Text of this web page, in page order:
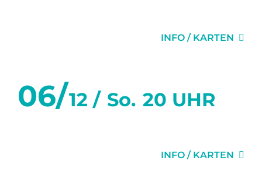
INFO / KARTEN
06/12 / So. 20 UHR
INFO / KARTEN